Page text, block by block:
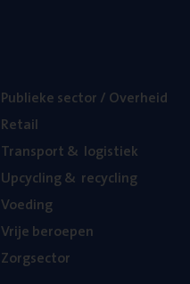
Publie­ke sec­tor / Overheid
Retail
Trans­port& logistiek
Upcy­cling& recycling
Voe­ding
Vrije beroe­pen
Zorg­sec­tor